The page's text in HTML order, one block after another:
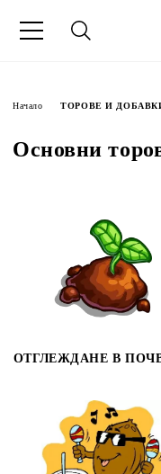
Начало ТОРОВЕ И
Основни
ОТГЛЕЖДАНЕ В